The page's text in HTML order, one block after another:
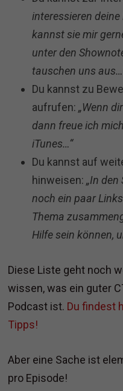
interessieren
kannst sie mir
unter den
tauschen uns
Du kannst zu
aufrufen:„Wenn
dann freue ich
iTunes…“
Du kannst auf
hinweisen:„In
noch ein paar
Thema
Hilfe sein können,
Diese Liste geht noch
wissen, was ein guter
Podcast ist. Du findest
Tipps!
Aber eine Sache ist
pro Episode!